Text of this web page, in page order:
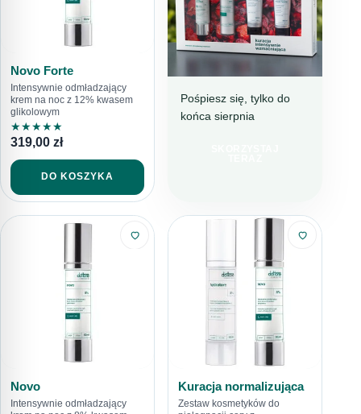
Novo Forte
Intensywnie odmładzający
krem na noc z 12% kwasem
glikolowym
★★★★★
319,00 zł
DO KOSZYKA
BESTSELLEROWA
Pośpiesz się, tylko do
końca sierpnia
Novo
Intensywnie odmładzający
Kuracja normalizująca
Zestaw kosmetyków do